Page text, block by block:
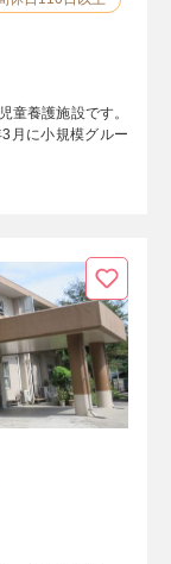
童養護施設です。
月に小規模グルー